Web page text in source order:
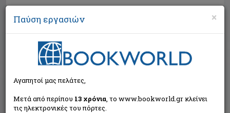
Αναζήτηση
×
Παύση εργασιών
Αγαπητοί μας πελάτες,
Μετά από περίπου 13 χρόνια, το www.bookworld.gr κλείνει
τις ηλεκτρονικές του πόρτες.